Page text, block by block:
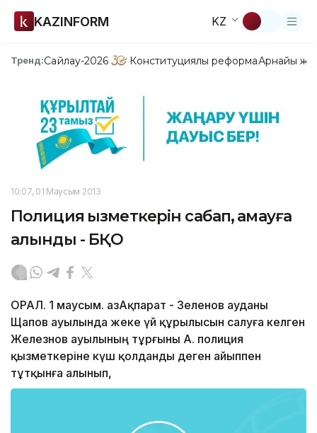
KAZINFORM KZ
Тренд:Сайлау-2026 Конституциялық реформаАрнайы
10:07, 01 Маусым 2013
Полиция қызметкерін сабап, қамауға
алынды - БҚО
ОРАЛ. 1 маусым. ҚазАқпарат - Зеленов ауданы
Щапов ауылында жеке үй құрылысын салуға келген
Железнов ауылының тұрғыны А. полиция
қызметкеріне күш қолданды деген айыппен
тұтқынға алынып,